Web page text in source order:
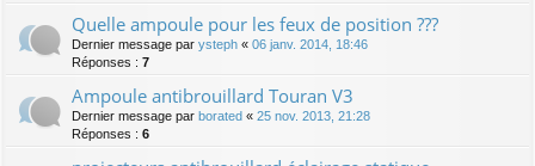
Quelle ampoule pour les feux de position ???
Dernier message par ysteph « 06 janv. 2014, 18:46
Réponses : 7
Ampoule antibrouillard Touran V3
Dernier message par borated « 25 nov. 2013, 21:28
Réponses : 6